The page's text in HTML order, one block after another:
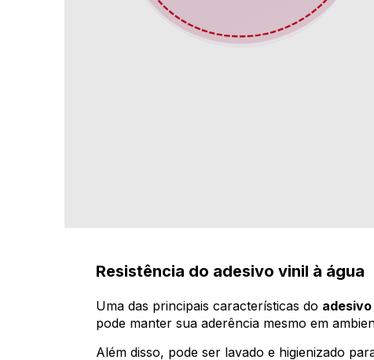
Resistência do adesivo vinil à água
Uma das principais características do
pode manter sua aderência mesmo em
Além disso, pode ser lavado e higienizado